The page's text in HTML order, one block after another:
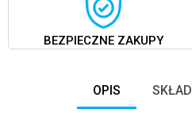
BEZPIECZNE ZAKUPY
OPIS SKŁAD